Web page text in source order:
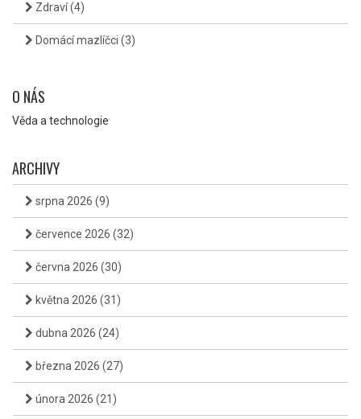
Zdraví(4)
Domácí mazlíčci (3)
O NÁS
Věda a technologie
ARCHIVY
srpna 2026 (9)
července 2026 (32)
června 2026 (30)
května 2026 (31)
dubna 2026 (24)
března 2026 (27)
února 2026 (21)